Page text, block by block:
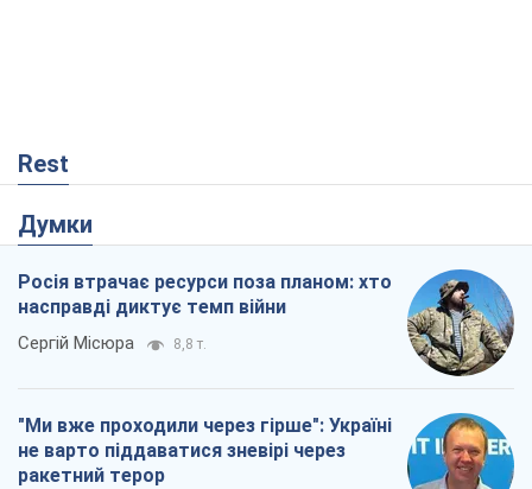
Rest
Думки
Росія втрачає ресурси поза планом: хто
насправді диктує темп війни
Сергій Місюра 8,8 т.
"Ми вже проходили через гірше": Україні
не варто піддаватися зневірі через
ракетний терор